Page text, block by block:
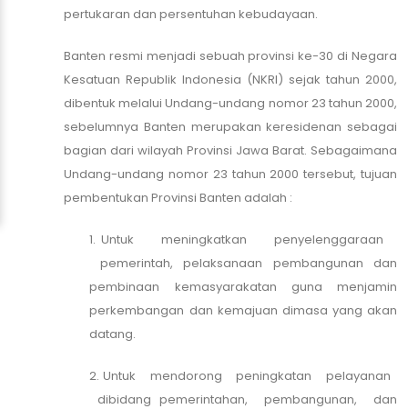
pertukaran dan persentuhan kebudayaan.
Banten resmi menjadi sebuah provinsi ke-30 di Negara
Kesatuan Republik Indonesia (NKRI) sejak tahun 2000,
dibentuk melalui Undang-undang nomor 23 tahun 2000,
sebelumnya Banten merupakan keresidenan sebagai
bagian dari wilayah Provinsi Jawa Barat. Sebagaimana
Undang-undang nomor 23 tahun 2000 tersebut, tujuan
pembentukan Provinsi Banten adalah :
1. Untuk meningkatkan penyelenggaraan
pemerintah, pelaksanaan pembangunan dan
pembinaan kemasyarakatan guna menjamin
perkembangan dan kemajuan dimasa yang akan
datang.
2. Untuk mendorong peningkatan pelayanan
dibidang pemerintahan, pembangunan, dan